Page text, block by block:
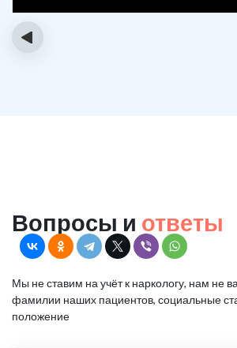
‹
Вопросы и ответы
Мы не ставим на учёт к наркологу, нам не
фамилии наших пациентов, социальные
положение